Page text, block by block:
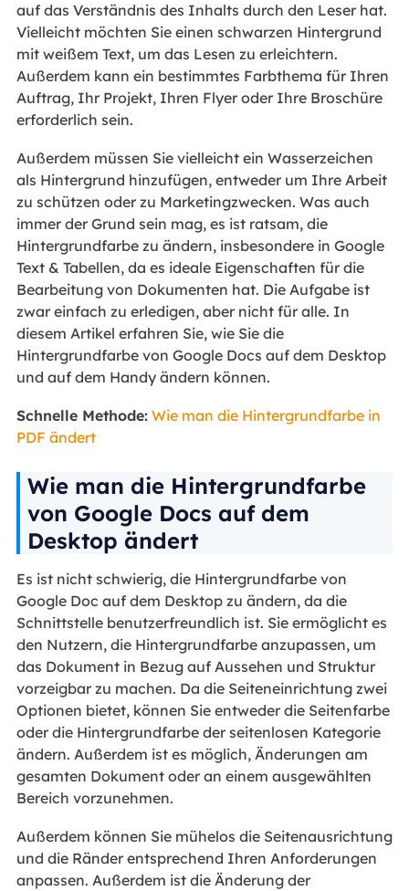
auf das Verständnis des Inhalts durch den Leser hat.
Vielleicht möchten Sie einen schwarzen Hintergrund
mit weißem Text, um das Lesen zu erleichtern.
Außerdem kann ein bestimmtes Farbthema für Ihren
Auftrag, Ihr Projekt, Ihren Flyer oder Ihre Broschüre
erforderlich sein.
Außerdem müssen Sie vielleicht ein Wasserzeichen
als Hintergrund hinzufügen, entweder um Ihre Arbeit
zu schützen oder zu Marketingzwecken. Was auch
immer der Grund sein mag, es ist ratsam, die
Hintergrundfarbe zu ändern, insbesondere in Google
Text & Tabellen, da es ideale Eigenschaften für die
Bearbeitung von Dokumenten hat. Die Aufgabe ist
zwar einfach zu erledigen, aber nicht für alle. In
diesem Artikel erfahren Sie, wie Sie die
Hintergrundfarbe von Google Docs auf dem Desktop
und auf dem Handy ändern können.
Schnelle Methode:Wie man die Hintergrundfarbe in
PDF ändert
Wie man die Hintergrundfarbe
von Google Docs auf dem
Desktop ändert
Es ist nicht schwierig, die Hintergrundfarbe von
Google Doc auf dem Desktop zu ändern, da die
Schnittstelle benutzerfreundlich ist. Sie ermöglicht es
den Nutzern, die Hintergrundfarbe anzupassen, um
das Dokument in Bezug auf Aussehen und Struktur
vorzeigbar zu machen. Da die Seiteneinrichtung zwei
Optionen bietet, können Sie entweder die Seitenfarbe
oder die Hintergrundfarbe der seitenlosen Kategorie
ändern. Außerdem ist es möglich, Änderungen am
gesamten Dokument oder an einem ausgewählten
Bereich vorzunehmen.
Außerdem können Sie mühelos die Seitenausrichtung
und die Ränder entsprechend Ihren Anforderungen
anpassen. Außerdem ist die Änderung der